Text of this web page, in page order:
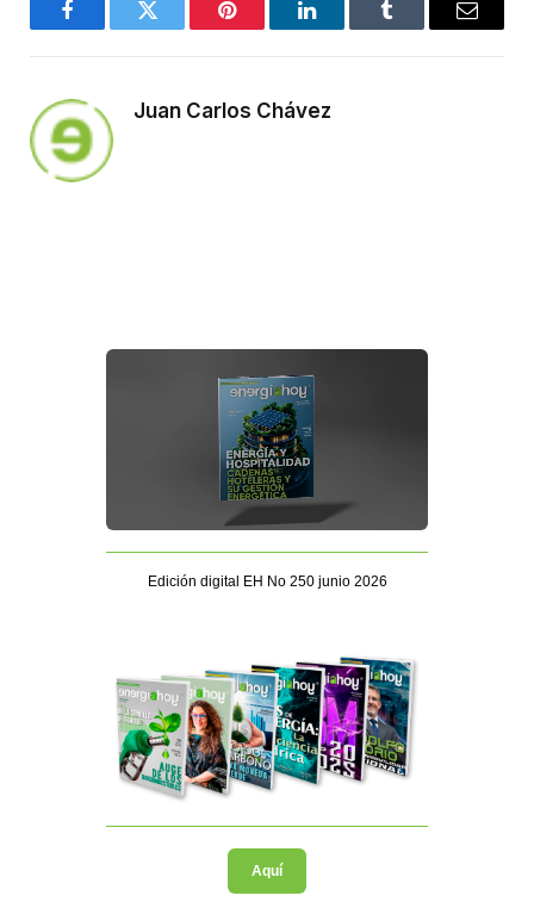
FacebookTwitter Pinterest LinkedInTumblr Email
Juan Carlos Chávez
Edición digital EH No 250 junio 2026
Aquí